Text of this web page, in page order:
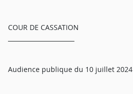
COUR DE CASSATION
Audience publique du 10 juillet 2024